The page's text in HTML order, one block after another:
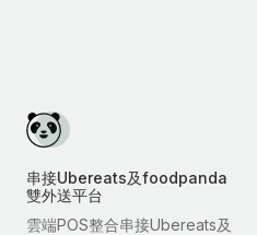
串接Ubereats及foodpanda
雙外送平台
雲端POS整合串接Ubereats及